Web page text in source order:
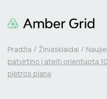
Pradžia Žiniasklaidai
patvirtino į ateitį orientuotą
plėtros planą